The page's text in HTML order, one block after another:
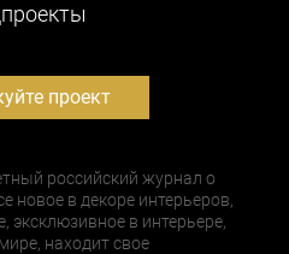
проект
российский журнал о
новое в декоре интерьеров,
эксклюзивное в интерьере,
находит свое